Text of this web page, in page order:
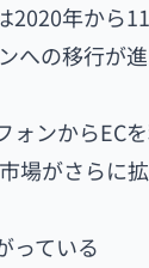
年から
への移行が
ォンからEC
場がさらに
っている